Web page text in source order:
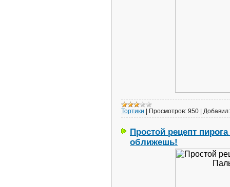
Тортики Просмотров: 950 Добавил:
Простой рецепт
оближешь!